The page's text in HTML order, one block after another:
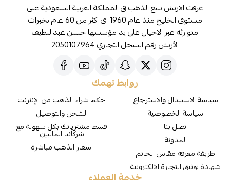
عرفت الاربش ببيع الذهب في المملكة العربية السعودية على
مستوى الخليج منذ عام 1960 اي اكثر من 60 عام بخبرات
متوارثه عبر الاجيال على يد مؤسسها حسن عبداللطيف
الأربش رقم السجل التجاري 2050107964
روابط تهمك
سياسة الاستبدال والاسترجاع
سياسة الخصوصية
اتصل بنا
المدونة
طريقة معرفة مقاس الخاتم
شهادة توثيق التجارة الالكترونية
حكم شراء الذهب من الإنترنت
الشحن والتوصيل
قسط مشترياتك بكل سهولة مع
شركائنا الماليين
اسعار الذهب مباشرة
خدمة العملاء